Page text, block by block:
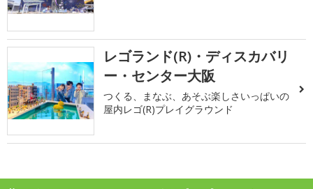
レゴランド(R)・ディスカバリ
ー・センター大阪
つくる、まなぶ、あそぶ楽しさいっぱいの
屋内レゴ(R)プレイグラウンド